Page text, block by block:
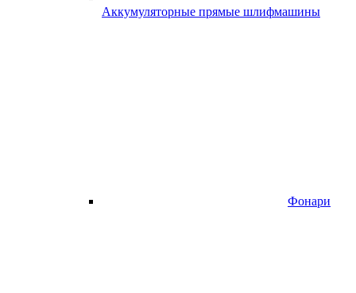
Аккумуляторные прямые шлифмашины
Фонари